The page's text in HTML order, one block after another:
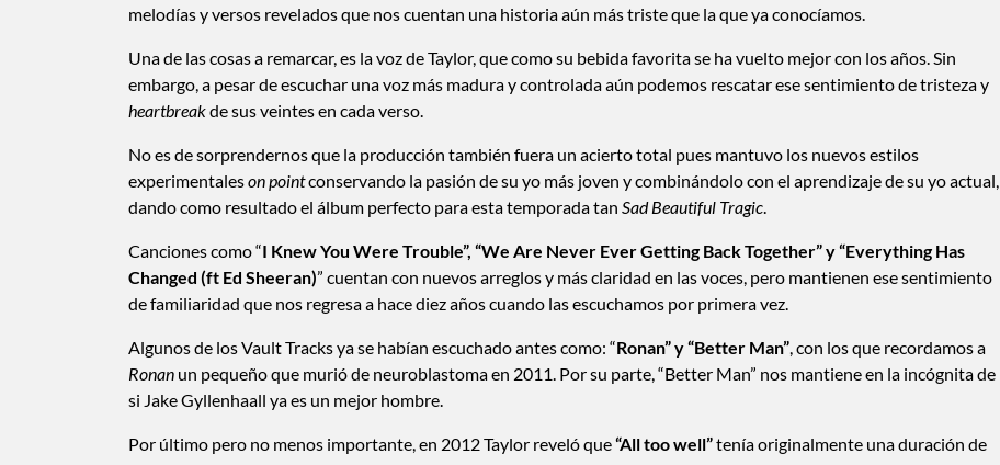
melodías y versos revelados que nos cuentan una historia aún más triste que la que ya conocíamos.
Una de las cosas a remarcar, es la voz de Taylor, que como su bebida favorita se ha vuelto mejor con los años. Sin
embargo, a pesar de escuchar una voz más madura y controlada aún podemos rescatar ese sentimiento de tristeza y
heartbreakde sus veintes en cada verso.
No es de sorprendernos que la producción también fuera un acierto total pues mantuvo los nuevos estilos
experimentaleson pointconservando la pasión de su yo más joven y combinándolo con el aprendizaje de su yo actual,
dando como resultado el álbum perfecto para esta temporada tan Sad Beautiful Tragic.
Canciones como “I Knew You Were Trouble”, “We Are Never Ever Getting Back Together” y “Everything Has
Changed (ft Ed Sheeran)” cuentan con nuevos arreglos y más claridad en las voces, pero mantienen ese sentimiento
de familiaridad que nos regresa a hace diez años cuando las escuchamos por primera vez.
Algunos de los Vault Tracks ya se habían escuchado antes como: “Ronan” y “Better Man”, con los que recordamos a
Ronan un pequeño que murió de neuroblastoma en 2011. Por su parte, “Better Man” nos mantiene en la incógnita de
si Jake Gyllenhaall ya es un mejor hombre.
Por último pero no menos importante, en 2012 Taylor reveló que“All too well”tenía originalmente una duración de